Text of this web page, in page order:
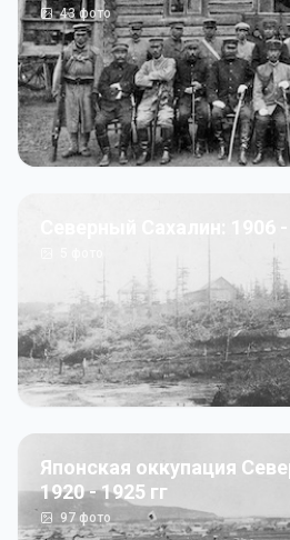
43фото
Северный Сахалин: 1906 -
Японская оккупация
1920 - 1925 гг
97 фото